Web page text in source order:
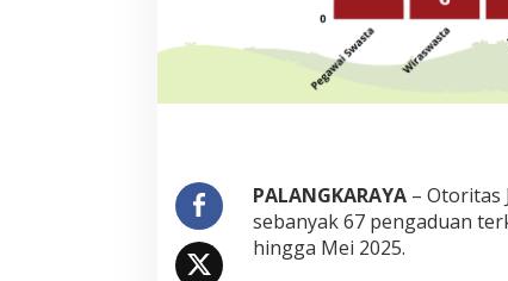
PALANGKARAYA– Otoritas
sebanyak 67 pengaduan
hingga Mei 2025.